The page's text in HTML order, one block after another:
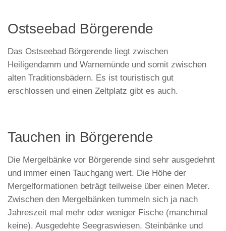
Ostseebad Börgerende
Das Ostseebad Börgerende liegt zwischen
Heiligendamm und Warnemünde und somit zwischen
alten Traditionsbädern. Es ist touristisch gut
erschlossen und einen Zeltplatz gibt es auch.
Tauchen in Börgerende
Die Mergelbänke vor Börgerende sind sehr ausgedehnt
und immer einen Tauchgang wert. Die Höhe der
Mergelformationen beträgt teilweise über einen Meter.
Zwischen den Mergelbänken tummeln sich ja nach
Jahreszeit mal mehr oder weniger Fische (manchmal
keine). Ausgedehte Seegraswiesen, Steinbänke und